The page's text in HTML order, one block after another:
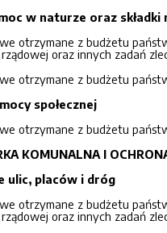
w naturze oraz składki
otrzymane z budżetu
oraz innych zadań
otrzymane z budżetu
społecznej
otrzymane z budżetu
KOMUNALNA I
ulic, placów i dróg
otrzymane z budżetu
oraz innych zadań